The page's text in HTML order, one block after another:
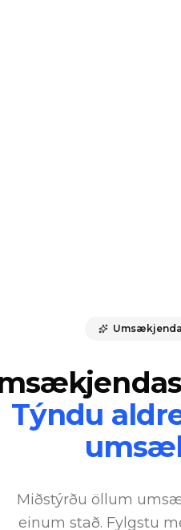
Týndu
Miðstýrðu öllum
einum stað. Fylgstu